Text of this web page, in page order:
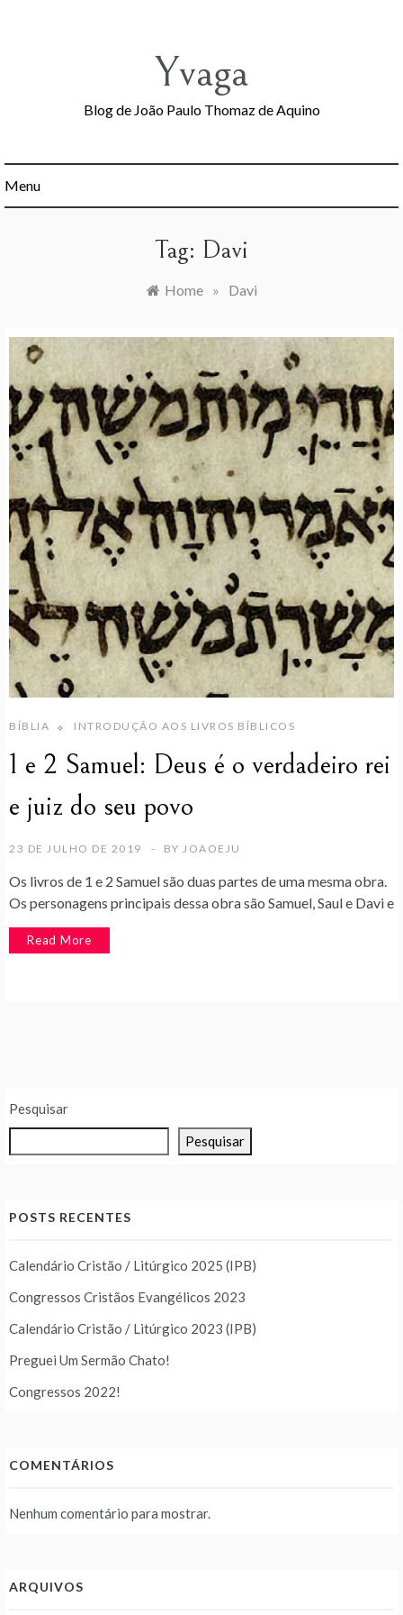
Yvaga
Blog de João Paulo Thomaz de Aquino
Menu
Tag: Davi
Home » Davi
BÍBLIA INTRODUÇÃO AOS LIVROS BÍBLICOS
1 e 2 Samuel: Deus é o verdadeiro rei
e juiz do seu povo
23 DE JULHO DE 2019 BY JOAOEJU
Os livros de 1 e 2 Samuel são duas partes de uma mesma obra.
Os personagens principais dessa obra são Samuel, Saul e Davi e
Read More
Pesquisar
Pesquisar
POSTS RECENTES
Calendário Cristão / Litúrgico 2025 (IPB)
Congressos Cristãos Evangélicos 2023
Calendário Cristão / Litúrgico 2023 (IPB)
Preguei Um Sermão Chato!
Congressos 2022!
COMENTÁRIOS
Nenhum comentário para mostrar.
ARQUIVOS